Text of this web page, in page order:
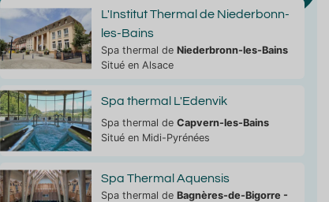
L'Institut Thermal de Niederbonn-
les-Bains
Spa thermal de Niederbronn-les-Bains
Situé en Alsace
Spa thermal L'Edenvik
Spa thermal de Capvern-les-Bains
Situé en Midi-Pyrénées
Spa Thermal Aquensis
Spa thermal de Bagnères-de-Bigorre -